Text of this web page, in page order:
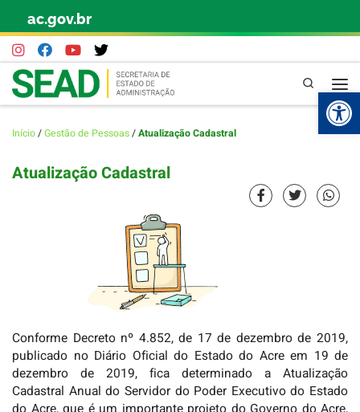
Skip to content
ac.gov.br
Pesquisa
Início/Gestão de Pessoas/Atualização Cadastral
Atualização Cadastral
Conforme Decreto nº 4.852, de 17 de dezembro de 2019,
publicado no Diário Oficial do Estado do Acre em 19 de
dezembro de 2019, fica determinado a Atualização
Cadastral Anual do Servidor do Poder Executivo do Estado